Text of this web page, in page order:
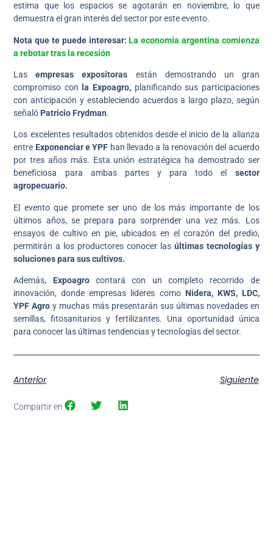
estima que los espacios se agotarán en noviembre, lo que
demuestra el gran interés del sector por este evento.
Nota que te puede interesar:La economía argentina comienza
a rebotar tras la recesión
Lasempresas expositoras están demostrando un gran
compromiso con
la Expoagro, planificando sus participaciones
con anticipación y estableciendo acuerdos a largo plazo, según
señaló Patricio Frydman.
Los excelentes resultados obtenidos desde el inicio de la alianza
entre Exponenciar e YPF han llevado a la renovación del acuerdo
por tres años más. Esta unión estratégica ha demostrado ser
beneficiosa para ambas partes y para todo el sector
agropecuario.
El evento que promete ser uno de los más importante de los
últimos años, se prepara para sorprender una vez más. Los
ensayos de cultivo en pie, ubicados en el corazón del predio,
permitirán a los productores conocer las últimas tecnologías y
soluciones para sus cultivos.
Además, Expoagrocontará con un completo recorrido de
innovación, donde empresas líderes como Nidera, KWS, LDC,
YPF Agroy muchas más presentarán sus últimas novedades en
semillas, fitosanitarios y fertilizantes. Una oportunidad única
para conocer las últimas tendencias y tecnologías del sector.
Anterior Siguiente
Compartir en